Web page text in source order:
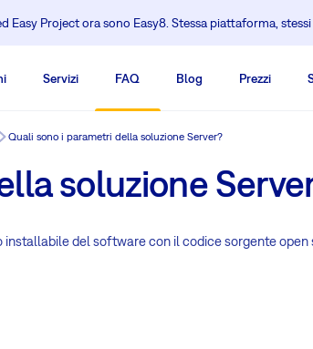
Easy Project ora sono Easy8. Stessa piattaforma, stessi
Servizi FAQ Blog Prezzi
Quali sono i parametri della soluzione Server?
soluzione
del software con il codice sorgente open